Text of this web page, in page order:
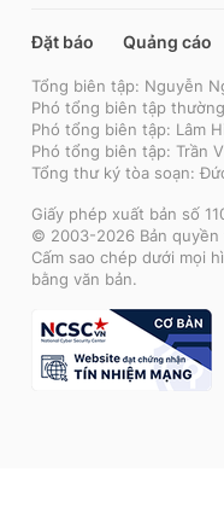
Đặt báo Quảng cáo
Tổng biên tập: Nguyễn
Phó tổng biên tập
Phó tổng biên tập: Lâm
Phó tổng biên tập: Trần
Tổng thư ký tòa soạn:
Giấy phép xuất bản số
© 2003-2026 Bản quyền
Cấm sao chép dưới mọi
bằng văn bản.